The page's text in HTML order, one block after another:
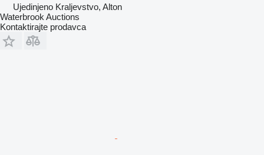
Ujedinjeno Kraljevstvo, Alton
Waterbrook Auctions
Kontaktirajte prodavca